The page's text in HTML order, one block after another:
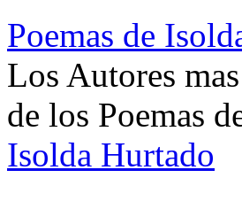
Poemas de
Los Autores
de los Poemas
Isolda Hurtado